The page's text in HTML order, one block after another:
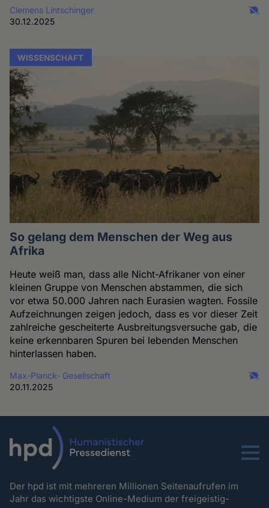
Clemens Lintschinger
30.12.2025
WISSENSCHAFT
So gelang dem Menschen der Weg aus
Afrika
Heute weiß man, dass alle Nicht-Afrikaner von einer
kleinen Gruppe von Menschen abstammen, die sich
vor etwa 50.000 Jahren nach Eurasien wagten. Fossile
Aufzeichnungen zeigen jedoch, dass es vor dieser Zeit
zahlreiche gescheiterte Ausbreitungsversuche gab, die
keine erkennbaren Spuren bei lebenden Menschen
hinterlassen haben.
Max-Planck- Gesellschaft
20.11.2025
Menu
Der hpd ist mit mehreren Millionen Seitenaufrufen im
Jahr das wichtigste Online-Medium der freigeistig-